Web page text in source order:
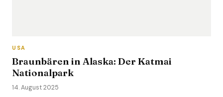
USA
Braunbären in Alaska: Der Katmai
Nationalpark
14. August 2025